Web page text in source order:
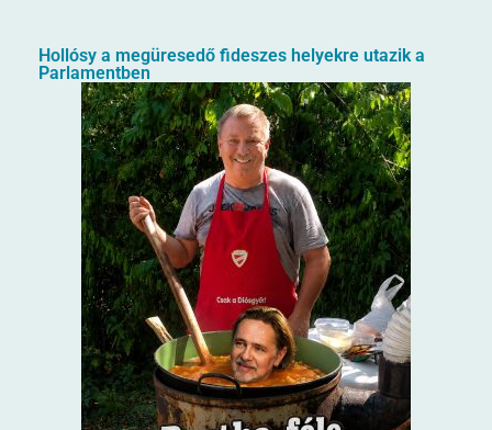
Hollósy a megüresedő fideszes helyekre utazik a
Parlamentben